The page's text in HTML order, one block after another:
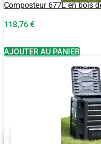
Composteur 677L en bois
118,76 €
AJOUTER AU PANIER